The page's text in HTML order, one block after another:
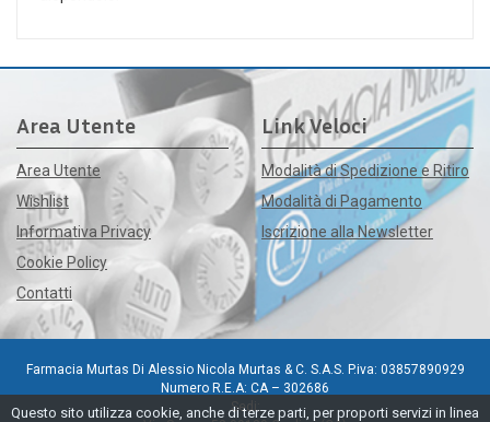
Questo sito utilizza cookie, anche di terze parti, per proporti servizi in linea
Area Utente
Area Utente
Wishlist
Informativa Privacy
Cookie Policy
Contatti
Link Veloci
Modalità di Spedizione e Ritiro
Modalità di Pagamento
Iscrizione alla Newsletter
Farmacia Murtas Di Alessio Nicola Murtas & C. S.A.S. P.iva: 03857890929
Numero R.E.A: CA – 302686
Sedi: